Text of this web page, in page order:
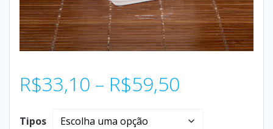
R$33,10 – R$59,50
Tipos